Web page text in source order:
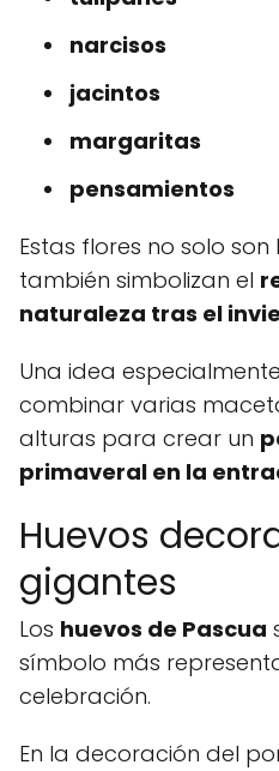
narcisos
jacintos
margaritas
pensamientos
Estas flores no solo
también simbolizan el
naturaleza tras el
Una idea
combinar varias
alturas para crear un
primaveral en la
Huevos
gigantes
Los huevos de Pascua
símbolo más
celebración.
En la decoración del